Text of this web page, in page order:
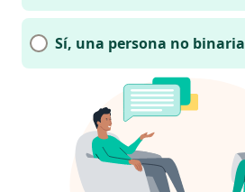
Sí, una persona no binaria